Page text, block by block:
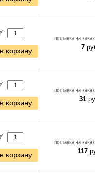
в корзину
поставка на
7
в корзину
поставка на
31
в корзину
поставка на
117